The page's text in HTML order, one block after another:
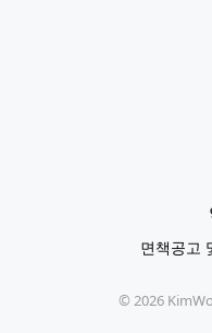
면책공고
© 2026